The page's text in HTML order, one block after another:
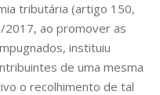
tributária (artigo 150,
2017, ao promover as
instituiu
de uma mesma
o recolhimento de tal